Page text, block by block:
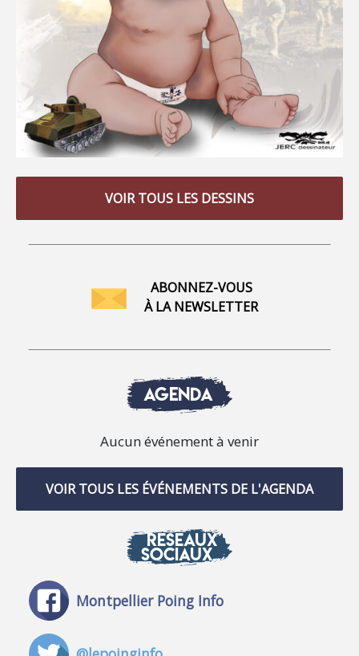
VOIR TOUS LES DESSINS
ABONNEZ-VOUS
À LA NEWSLETTER
AGENDA
Aucun événement à venir
VOIR TOUS LES ÉVÉNEMENTS DE L'AGENDA
RÉSEAUX
SOCIAUX
Montpellier Poing Info